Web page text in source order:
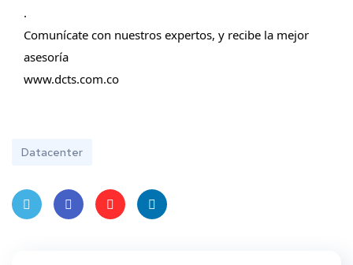
.
Comunícate con nuestros expertos, y recibe la mejor
asesoría
www.dcts.com.co
Datacenter